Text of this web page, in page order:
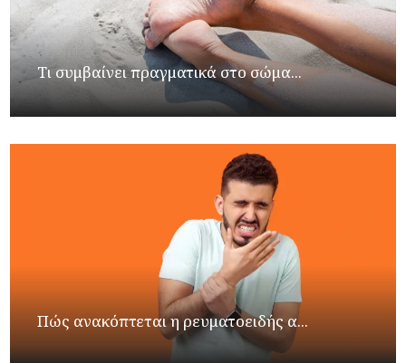
Τι συμβαίνει πραγματικά στο σώμα...
Πώς ανακόπτεται η ρευματοειδής α...